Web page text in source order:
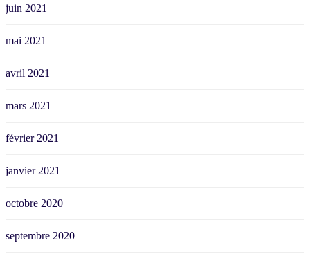
juin 2021
mai 2021
avril 2021
mars 2021
février 2021
janvier 2021
octobre 2020
septembre 2020